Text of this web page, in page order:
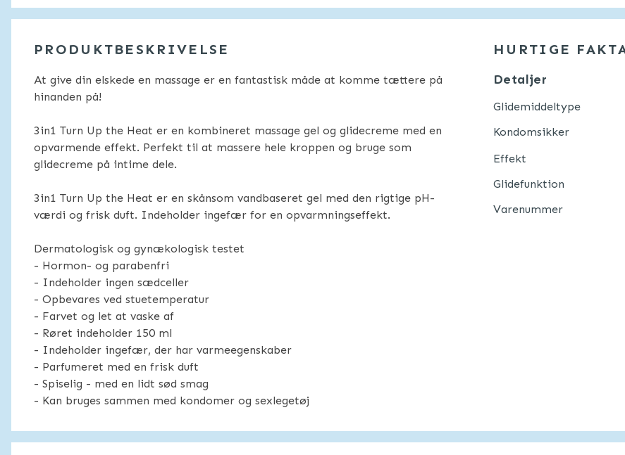
PRODUKTBESKRIVELSE
At give din elskede en massage er en fantastisk måde at komme tættere på
hinanden på!
3in1 Turn Up the Heat er en kombineret massage gel og glidecreme med en
opvarmende effekt. Perfekt til at massere hele kroppen og bruge som
glidecreme på intime dele.
3in1 Turn Up the Heat er en skånsom vandbaseret gel med den rigtige pH-
værdi og frisk duft. Indeholder ingefær for en opvarmningseffekt.
Dermatologisk og gynækologisk testet
- Hormon- og parabenfri
- Indeholder ingen sædceller
- Opbevares ved stuetemperatur
- Farvet og let at vaske af
- Røret indeholder 150 ml
- Indeholder ingefær, der har varmeegenskaber
- Parfumeret med en frisk duft
- Spiselig - med en lidt sød smag
- Kan bruges sammen med kondomer og sexlegetøj
HURTIGE
Detaljer
Glidemiddeltype
Kondomsikker
Effekt
Glidefunktion
Varenummer